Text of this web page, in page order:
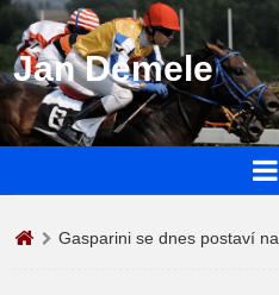
Jan Demele
Gasparini se dnes postaví